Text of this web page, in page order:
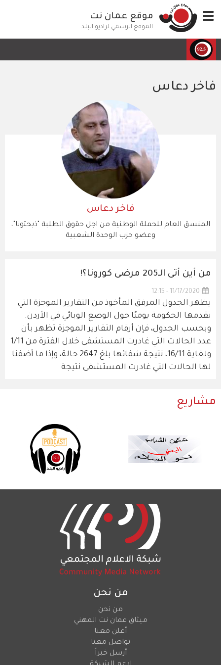
إلى
المحتوى
الرئيسي
Toggle
navigation
موقع عمان نت
الموقع الرسمي لراديو البلد
فاخر دعاس
من أين أتى الـ205 مرضى كورونا؟!
11/17/2020 - 12:15
يظهر الجدول المرفق المأخوذ من التقارير الموجزة التي
تقدمها الحكومة يوميًا حول الوضع الوبائي في الأردن.
وبحسب الجدول، فإن أرقام التقارير الموجزة تظهر بأن
عدد الحالات التي غادرت المستشفى خلال الفترة من 1/11
ولغاية 16/11، نتيجة شفائها بلغ 2647 حالة، وإذا ما أضفنا
لها الحالات التي غادرت المستشفى نتيجة
فاخر دعاس
المنسق العام للحملة الوطنية من اجل حقوق الطلبة "ذبحتونا"،
وعضو حزب الوحدة الشعبية
مشاريع
من نحن
من نحن
ميثاق عمان نت المهني
أعلن معنا
تواصل معنا
أرسل خبراً